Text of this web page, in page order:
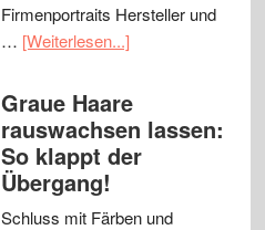
Firmenportraits Hersteller und
… [Weiterlesen...]
Graue Haare
rauswachsen lassen:
So klappt der
Übergang!
Schluss mit Färben und